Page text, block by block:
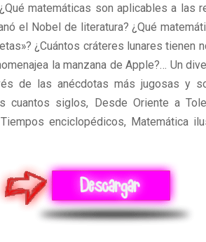
matemáticas son aplicables a las
el Nobel de literatura? ¿Qué
¿Cuántos cráteres lunares tienen
la manzana de Apple?… Un
de las anécdotas más jugosas y
cuantos siglos, Desde Oriente a
enciclopédicos, Matemática